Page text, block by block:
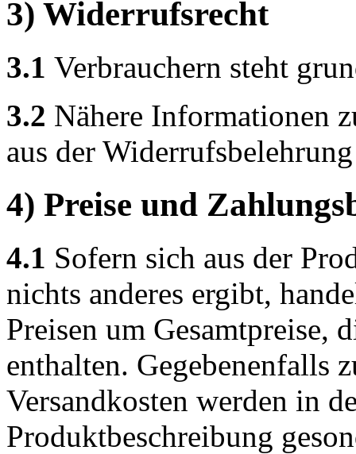
3) Widerrufsrecht
3.1 Verbrauchern steht
3.2 Nähere Informationen
aus der
4) Preise und
4.1 Sofern sich aus der
nichts anderes ergibt,
Preisen um Gesamtpreise,
enthalten. Gegebenenfalls
Versandkosten werden in
Produktbeschreibung